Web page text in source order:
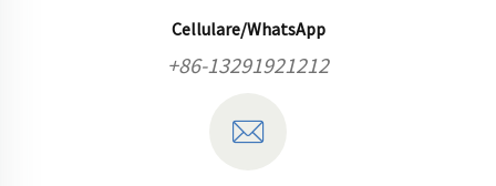
Cellulare/WhatsApp
+86-13291921212